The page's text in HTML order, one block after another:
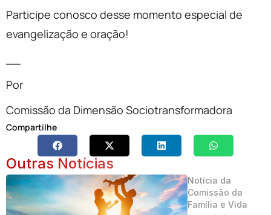
Participe conosco desse momento especial de
evangelização e oração!
Por
Comissão da Dimensão Sociotransformadora
Compartilhe
Outras Notícias
Notícia da
Comissão da
Família e Vida